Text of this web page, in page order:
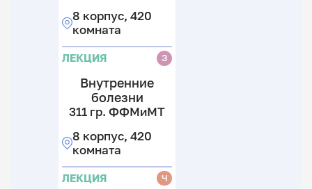
8 корпус, 420
комната
ЛЕКЦИЯ З
Внутренние
болезни
311 гр. ФФМиМТ
8 корпус, 420
комната
ЛЕКЦИЯ Ч